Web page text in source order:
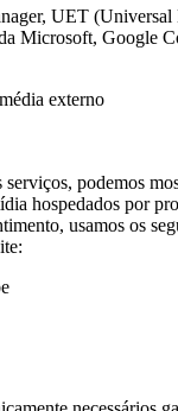
UET
Microsoft, Google
externo
serviços, podemos
hospedados por
usamos os